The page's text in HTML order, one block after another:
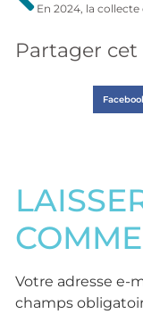
Partager
Votre adresse e-
champs